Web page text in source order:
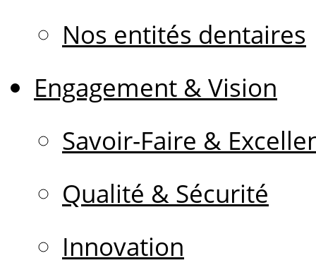
Nos entités dentaires
Engagement & Vision
Savoir-Faire &
Qualité & Sécurité
Innovation